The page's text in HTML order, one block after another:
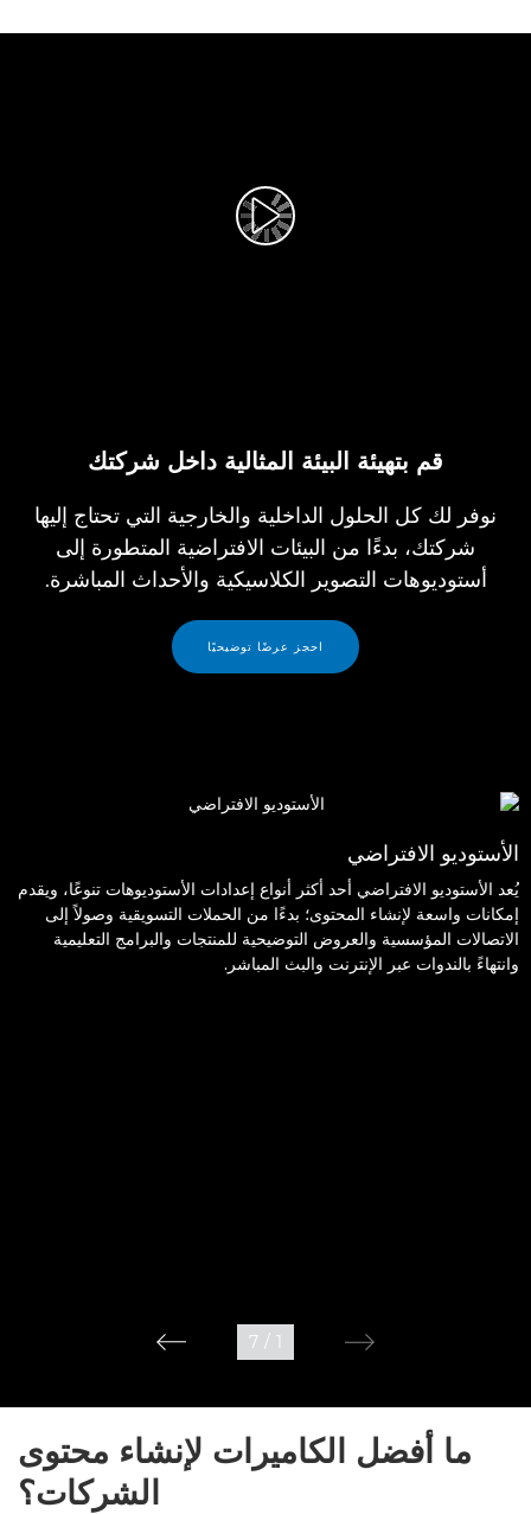
تشغيل الفيديو
قم بتهيئة البيئة المثالية داخل شركتك
نوفر لك كل الحلول الداخلية والخارجية التي تحتاج إليها
شركتك، بدءًا من البيئات الافتراضية المتطورة إلى
أستوديوهات التصوير الكلاسيكية والأحداث المباشرة.
احجز عرضًا توضيحيًا
الأستوديو الافتراضي
يُعد الأستوديو الافتراضي أحد أكثر أنواع إعدادات الأستوديوهات تنوعًا، ويقدم
إمكانات واسعة لإنشاء المحتوى؛ بدءًا من الحملات التسويقية وصولاً إلى
الاتصالات المؤسسية والعروض التوضيحية للمنتجات والبرامج التعليمية
وانتهاءً بالندوات عبر الإنترنت والبث المباشر.
1
/
7
ما أفضل الكاميرات لإنشاء محتوى
الشركات؟